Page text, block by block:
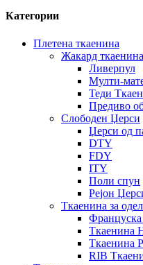
Категории
Плетена ткаенина
Жакард ткаенина
Ливерпул
Мулти-
Теди
Предиво
Слободен Џерси
Џерси од
DTY
FDY
ITY
Поли спун
Рејон
Ткаенина за
Француска
Ткаенина
Ткаенина
RIB